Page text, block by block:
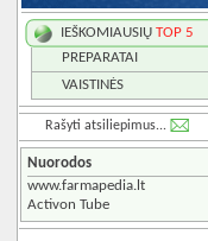
IEŠKOMIAUSIŲ TOP 5
PREPARATAI
VAISTINĖS
Rašyti atsiliepimus...
Nuorodos
www.farmapedia.lt
Activon Tube